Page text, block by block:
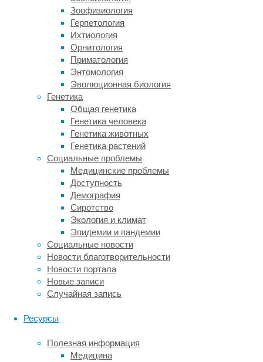
Зоофизиология
Герпетология
Ихтиология
Орнитология
Приматология
Энтомология
Эволюционная биология
Генетика
Общая генетика
Генетика человека
Генетика животных
Генетика растений
Социальные проблемы
Медицинские проблемы
Доступность
Демография
Сиротство
Экология и климат
Эпидемии и пандемии
Социальные новости
Новости благотворительности
Новости портала
Новые записи
Случайная запись
Ресурсы
Полезная информация
Медицина
на
востоке.
Об
этой
трибе
копытных
хорошо
известно
благодаря
гигантскому
оленю
Megaloceros
giganteus),
появившемуся
около
400
тысяч
лет
назад
и
вымершему
уже
в
эпоху
—
8–